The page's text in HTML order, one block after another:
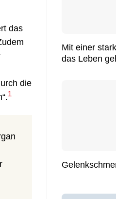
das
die
1
Mit einer
das Leben